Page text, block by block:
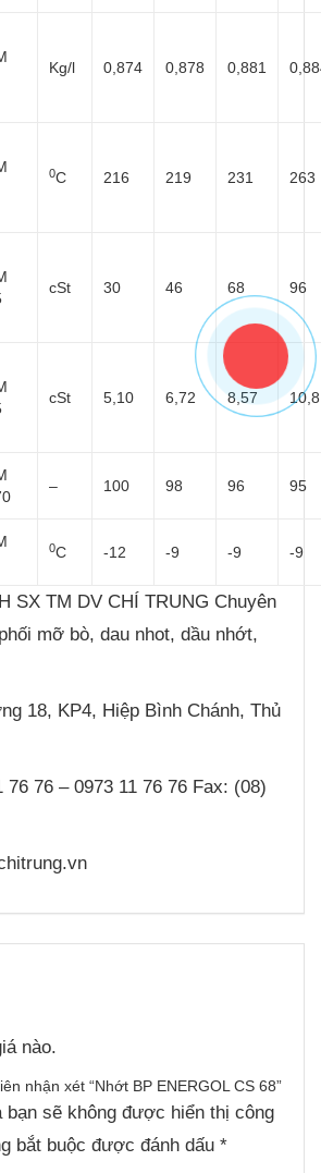
Kg/l 0,874 0,878 0,881
0C 216 219 231 263
cSt 30 46 68 96
cSt 5,10 6,72 8,57 10,8
– 100 98 96 95
0C -12 -9 -9 -9
SX TM DV CHÍ TRUNG Chuyên
mỡ bò, dau nhot, dầu nhớt,
18, KP4, Hiệp Bình Chánh, Thủ
76 76 – 0973 11 76 76 Fax: (08)
nào.
nhận xét “Nhớt BP ENERGOL CS 68”
sẽ không được hiển thị công
bắt buộc được đánh dấu *